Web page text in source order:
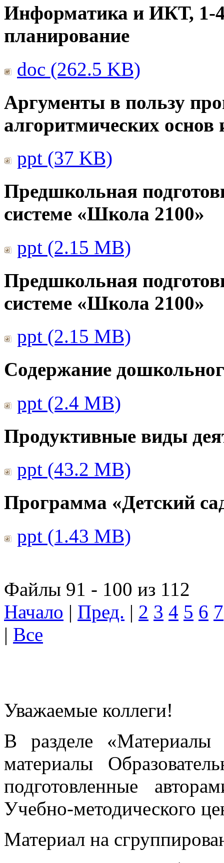
Информатика и ИКТ, 1-
планирование
doc (262.5 KB)
Аргументы в пользу
алгоритмических
ppt (37 KB)
Предшкольная
системе «Школа 2100»
ppt (2.15 MB)
Предшкольная
системе «Школа 2100»
ppt (2.15 MB)
Содержание
ppt (2.4 MB)
Продуктивные виды
ppt (43.2 MB)
Программа «Детский
ppt (1.43 MB)
Файлы 91 - 100 из 112
Начало | Пред. | 2 3 4 5 6 7
| Все
Уважаемые коллеги!
В разделе «Материалы
материалы
подготовленные
Учебно-методического
Материал на